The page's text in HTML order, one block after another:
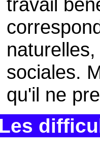
sociales.
qu'il ne